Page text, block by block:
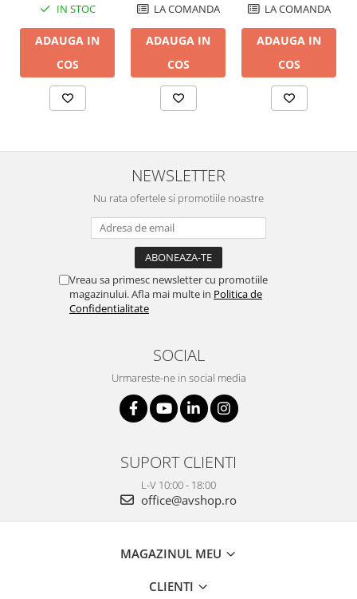
IN STOC
ADAUGA IN
COS
LA COMANDA
ADAUGA IN
COS
LA COMANDA
ADAUGA IN
COS
NEWSLETTER
Nu rata ofertele si promotiile noastre
Vreau sa primesc newsletter cu promotiile
magazinului. Afla mai multe in Politica de
Confidentialitate
SOCIAL
Urmareste-ne in social media
SUPORT CLIENTI
L-V 10:00 - 18:00
office@avshop.ro
MAGAZINUL MEU
CLIENTI